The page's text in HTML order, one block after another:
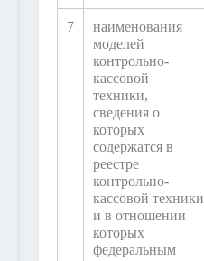
7
наименования
моделей
контрольно-
кассовой
техники,
сведения о
которых
содержатся в
реестре
контрольно-
кассовой техники
и в отношении
которых
федеральным